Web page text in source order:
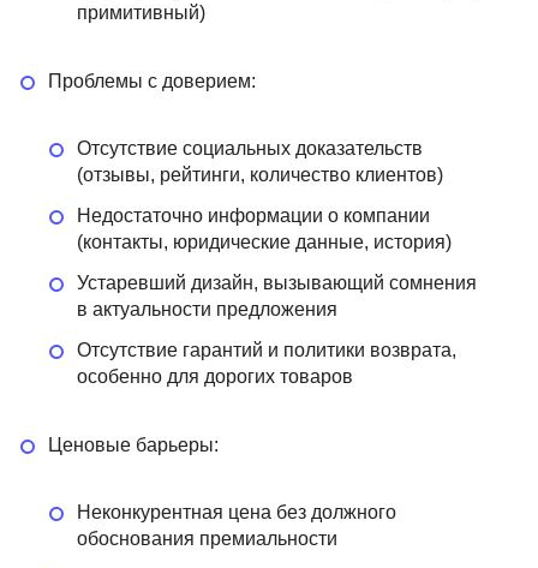
примитивный)
Проблемы с доверием:
Отсутствие социальных доказательств
(отзывы, рейтинги, количество клиентов)
Недостаточно информации о компании
(контакты, юридические данные, история)
Устаревший дизайн, вызывающий сомнения
в актуальности предложения
Отсутствие гарантий и политики возврата,
особенно для дорогих товаров
Ценовые барьеры:
Неконкурентная цена без должного
обоснования премиальности